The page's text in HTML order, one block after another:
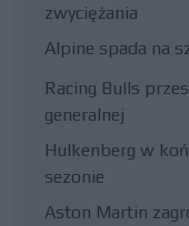
zwyciężania
Alpine spada na
Racing Bulls
generalnej
Hulkenberg w
sezonie
Aston Martin